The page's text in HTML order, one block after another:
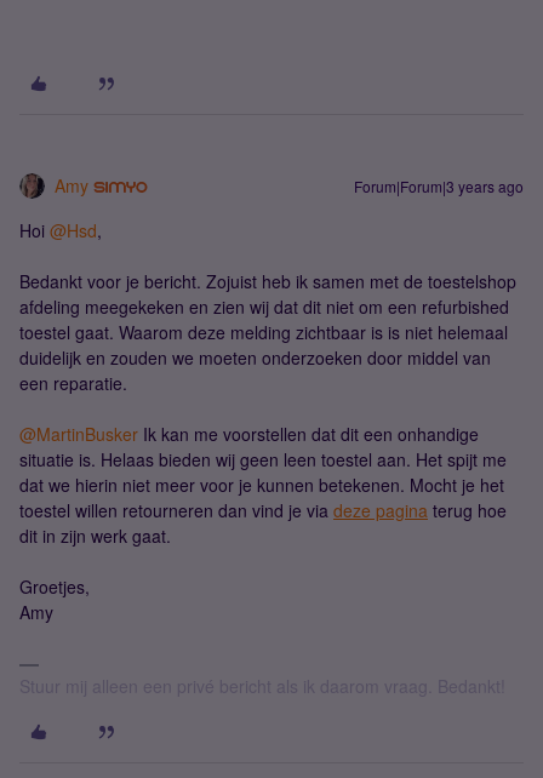
Amy Forum|Forum|3 years ago
Hoi @Hsd,
Bedankt voor je bericht. Zojuist heb ik samen met de toestelshop
afdeling meegekeken en zien wij dat dit niet om een refurbished
toestel gaat. Waarom deze melding zichtbaar is is niet helemaal
duidelijk en zouden we moeten onderzoeken door middel van
een reparatie.
@MartinBusker Ik kan me voorstellen dat dit een onhandige
situatie is. Helaas bieden wij geen leen toestel aan. Het spijt me
dat we hierin niet meer voor je kunnen betekenen. Mocht je het
toestel willen retourneren dan vind je via deze pagina terug hoe
dit in zijn werk gaat.
Groetjes,
Amy
Stuur mij alleen een privé bericht als ik daarom vraag. Bedankt!